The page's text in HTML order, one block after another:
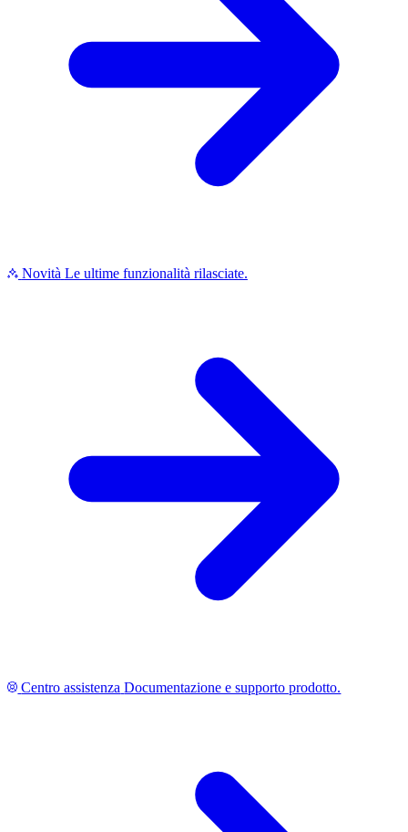
Novità Le ultime funzionalità rilasciate.
Centro assistenza Documentazione e supporto prodotto.